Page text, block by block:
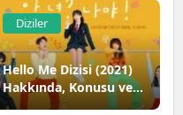
Diziler
Hello Me Dizisi (2021)
Hakkında, Konusu ve
Oyuncuları